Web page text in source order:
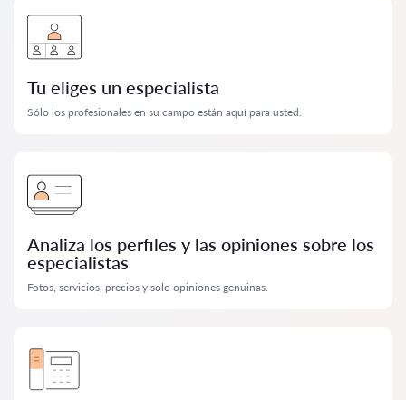
Tu eliges un especialista
Sólo los profesionales en su campo están aquí para usted.
Analiza los perfiles y las opiniones sobre los
especialistas
Fotos, servicios, precios y solo opiniones genuinas.